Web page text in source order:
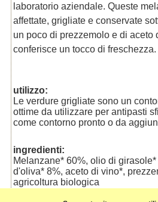
laboratorio aziendale. Queste
affettate, grigliate e conservate
un poco di prezzemolo e di aceto
conferisce un tocco di freschezza.
utilizzo:
Le verdure grigliate sono un
ottime da utilizzare per antipasti
come contorno pronto o da
ingredienti:
Melanzane* 60%, olio di
d'oliva* 8%, aceto di vino*,
agricoltura biologica